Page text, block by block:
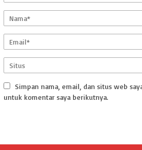
Simpan nama, email, dan situs web
untuk komentar saya berikutnya.